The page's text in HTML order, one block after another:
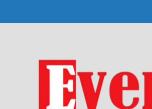
Eveniment